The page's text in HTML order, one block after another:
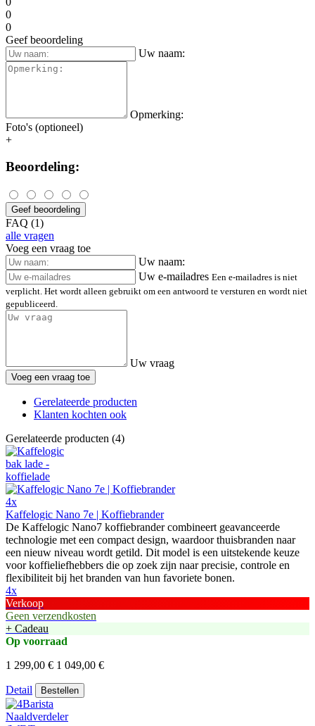
0
0
Geef beoordeling
Uw naam:
Opmerking:
Foto's (optioneel)
+
Beoordeling:
Geef beoordeling
FAQ (1)
alle vragen
Voeg een vraag toe
Uw naam:
Uw e-mailadres Een e-mailadres is niet
verplicht. Het wordt alleen gebruikt om een antwoord te versturen en wordt niet
gepubliceerd.
Uw vraag
Voeg een vraag toe
Gerelateerde producten
Klanten kochten ook
Gerelateerde producten (4)
4x
Kaffelogic Nano 7e | Koffiebrander
De Kaffelogic Nano7 koffiebrander combineert geavanceerde
technologie met een compact design, waardoor thuisbranden naar
een nieuw niveau wordt getild. Dit model is een uitstekende keuze
voor koffieliefhebbers die op zoek zijn naar precisie, controle en
flexibiliteit bij het branden van hun favoriete bonen.
4x
Verkoop
Geen verzendkosten
+ Cadeau
Op voorraad
1 299,00 € 1 049,00 €
Detail Bestellen